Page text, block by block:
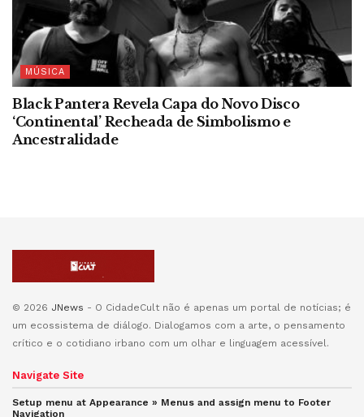
MÚSICA
Black Pantera Revela Capa do Novo Disco
‘Continental’ Recheada de Simbolismo e
Ancestralidade
© 2026 JNews - O CidadeCult não é apenas um portal de notícias; é
um ecossistema de diálogo. Dialogamos com a arte, o pensamento
crítico e o cotidiano irbano com um olhar e linguagem acessível.
Navigate Site
Setup menu at Appearance » Menus and assign menu to Footer
Navigation